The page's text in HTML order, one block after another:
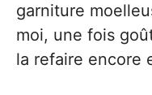
garniture
moi, une fois
la refaire encore